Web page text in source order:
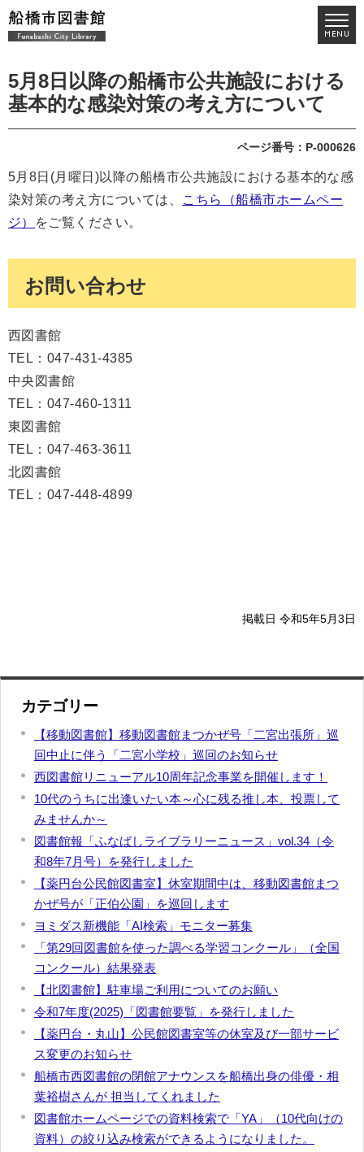
5月8日以降の船橋市公共施設における
基本的な感染対策の考え方について
ページ番号：P-000626
5月8日(月曜日)以降の船橋市公共施設における基本的な感
染対策の考え方については、
こちら（船橋市ホームペー
ジ）
をご覧ください。
お問い合わせ
西図書館
TEL：047-431-4385
中央図書館
TEL：047-460-1311
東図書館
TEL：047-463-3611
北図書館
TEL：047-448-4899
掲載日 令和5年5月3日
カテゴリー
【移動図書館】移動図書館まつかぜ号「二宮出張所」巡
回中止に伴う「二宮小学校」巡回のお知らせ
西図書館リニューアル10周年記念事業を開催します！
10代のうちに出逢いたい本～心に残る推し本、投票して
みませんか～
図書館報「ふなばしライブラリーニュース」vol.34（令
和8年7月号）を発行しました
【薬円台公民館図書室】休室期間中は、移動図書館まつ
かぜ号が「正伯公園」を巡回します
ヨミダス新機能「AI検索」モニター募集
「第29回図書館を使った調べる学習コンクール」（全国
コンクール）結果発表
【北図書館】駐車場ご利用についてのお願い
令和7年度(2025)「図書館要覧」を発行しました
【薬円台・丸山】公民館図書室等の休室及び一部サービ
ス変更のお知らせ
船橋市西図書館の閉館アナウンスを船橋出身の俳優・相
葉裕樹さんが 担当してくれました
図書館ホームページでの資料検索で「YA」（10代向けの
資料）の絞り込み検索ができるようになりました。